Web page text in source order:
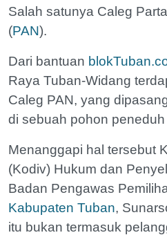
Salah satunya Caleg
(PAN).
Dari bantuan
Raya Tuban-Widang
Caleg PAN, yang
di sebuah pohon peneduh
Menanggapi hal tersebut
(Kodiv) Hukum dan
Badan Pengawas
Kabupaten Tuban,
itu bukan termasuk